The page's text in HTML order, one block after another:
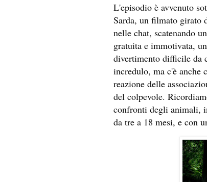
L'episodio è avvenuto
Sarda, un filmato girato
nelle chat, scatenando
gratuita e immotivata,
divertimento difficile da
incredulo, ma c'è anche
reazione delle
del colpevole.
confronti degli animali,
da tre a 18 mesi, e con